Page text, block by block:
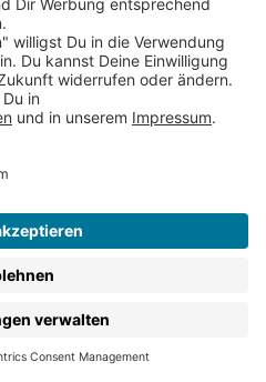
•Planet!•Gabriel•Aladin•